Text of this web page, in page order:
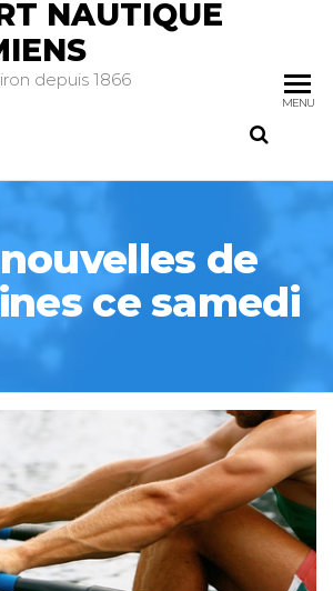
NAUTIQUE
depuis 1866
MENU
de
ce samedi